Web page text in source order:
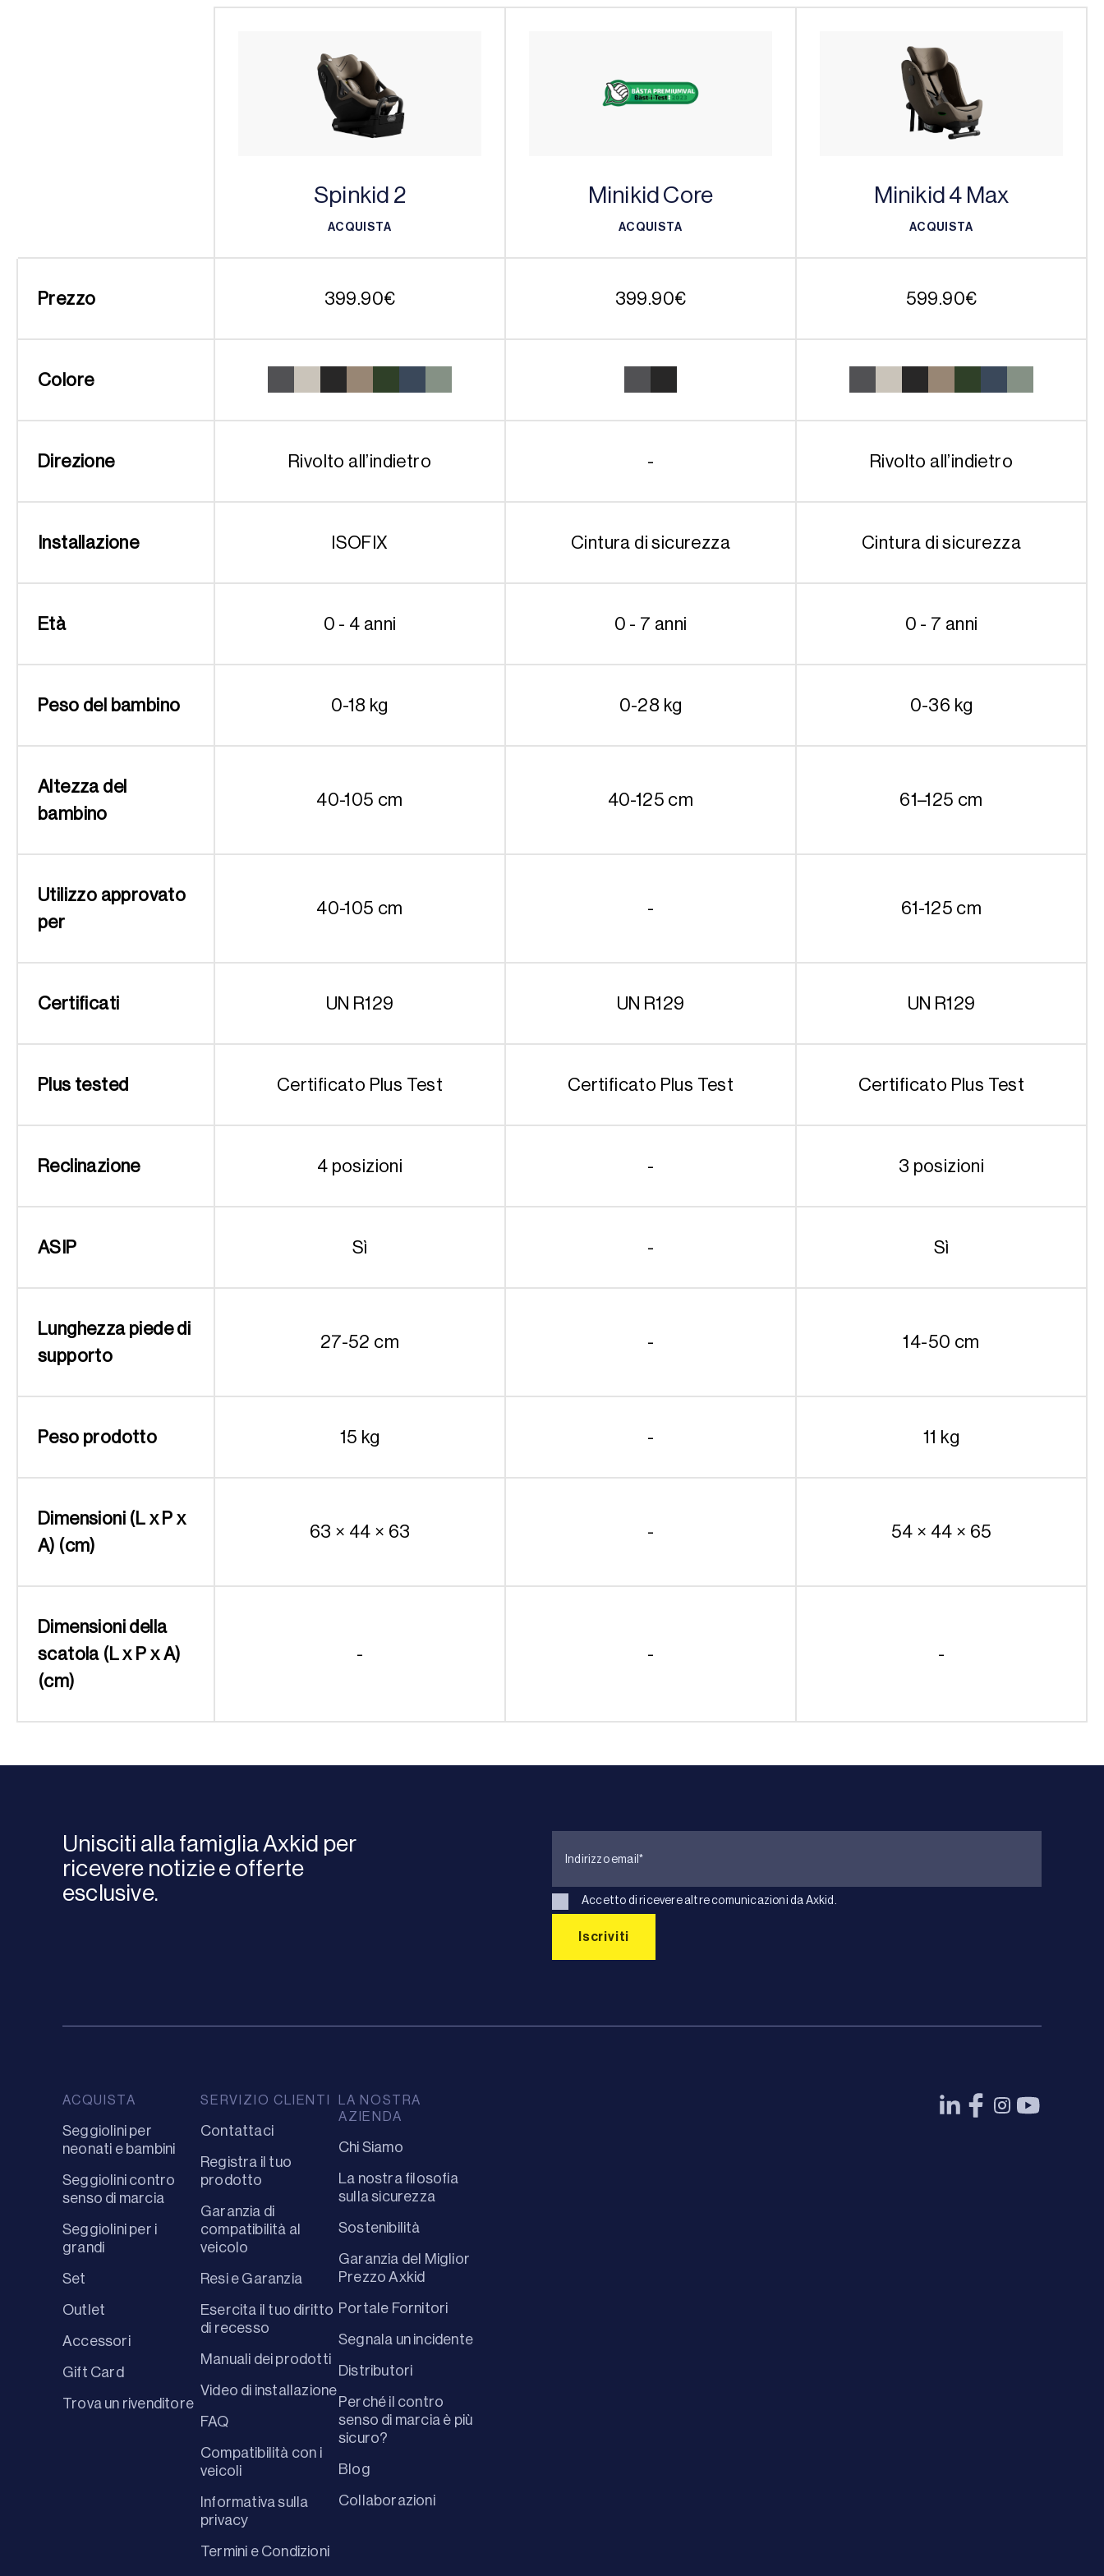
Spinkid 2
ACQUISTA
Minikid Core
ACQUISTA
Minikid 4 Max
ACQUISTA
Prezzo 399.90€ 399.90€ 599.90€
Colore
Direzione Rivolto all’indietro - Rivolto all’indietro
Installazione ISOFIX Cintura di sicurezza Cintura di sicurezza
Età 0 - 4 anni 0 - 7 anni 0 - 7 anni
Peso del bambino 0-18 kg 0-28 kg 0-36 kg
Altezza del
bambino
40-105 cm 40-125 cm 61–125 cm
Utilizzo approvato
per
40-105 cm - 61-125 cm
Certificati UN R129 UN R129 UN R129
Plus tested Certificato Plus Test Certificato Plus Test Certificato Plus Test
Reclinazione 4 posizioni - 3 posizioni
ASIP Sì - Sì
Lunghezza piede di
supporto
27-52 cm - 14-50 cm
Peso prodotto 15 kg - 11 kg
Dimensioni (L x P x
A) (cm)
63 × 44 × 63 - 54 × 44 × 65
Dimensioni della
scatola (L x P x A)
(cm)
- - -
Unisciti alla famiglia Axkid per
ricevere notizie e offerte
esclusive.
Accetto di ricevere altre comunicazioni da Axkid.
ACQUISTA
Seggiolini per
neonati e bambini
Seggiolini contro
senso di marcia
Seggiolini per i
grandi
Set
Outlet
Accessori
Gift Card
Trova un rivenditore
SERVIZIO CLIENTI
Contattaci
Registra il tuo
prodotto
Garanzia di
compatibilità al
veicolo
Resi e Garanzia
Esercita il tuo diritto
di recesso
Manuali dei prodotti
Video di installazione
FAQ
Compatibilità con i
veicoli
Informativa sulla
privacy
Termini e Condizioni
LA NOSTRA
AZIENDA
Chi Siamo
La nostra filosofia
sulla sicurezza
Sostenibilità
Garanzia del Miglior
Prezzo Axkid
Portale Fornitori
Segnala un incidente
Distributori
Perché il contro
senso di marcia è più
sicuro?
Blog
Collaborazioni